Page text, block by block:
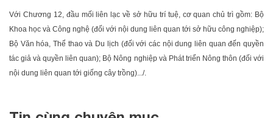
Với Chương 12, đầu mối liên lạc về sở hữu trí tuệ, cơ quan chủ trì gồm: Bộ
Khoa học và Công nghệ (đối với nội dung liên quan tới sở hữu công nghiệp);
Bộ Văn hóa, Thể thao và Du lịch (đối với các nội dung liên quan đến quyền
tác giả và quyền liên quan); Bộ Nông nghiệp và Phát triển Nông thôn (đối với
nội dung liên quan tới giống cây trồng).../.